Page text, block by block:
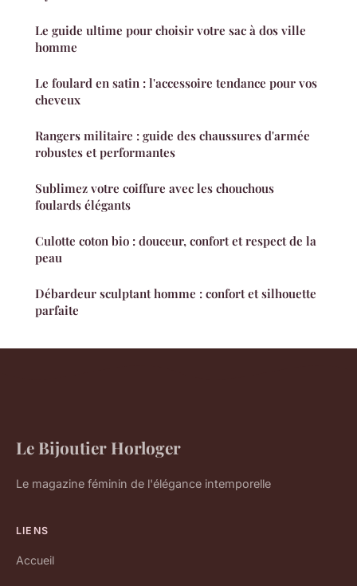
Le guide ultime pour choisir votre sac à dos ville
homme
Le foulard en satin : l'accessoire tendance pour vos
cheveux
Rangers militaire : guide des chaussures d'armée
robustes et performantes
Sublimez votre coiffure avec les chouchous
foulards élégants
Culotte coton bio : douceur, confort et respect de la
peau
Débardeur sculptant homme : confort et silhouette
parfaite
Le Bijoutier Horloger
Le magazine féminin de l'élégance intemporelle
LIENS
Accueil